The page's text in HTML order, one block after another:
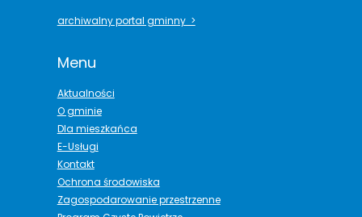
archiwalny portal gminny >
Menu
Aktualności
O gminie
Dla mieszkańca
E-Usługi
Kontakt
Ochrona środowiska
Zagospodarowanie przestrzenne